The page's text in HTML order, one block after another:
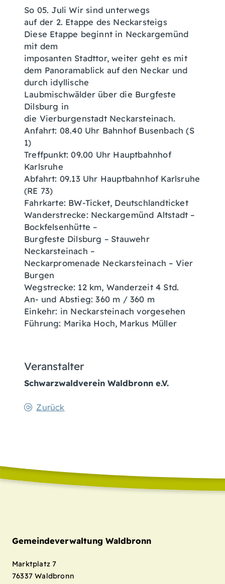
So 05. Juli Wir sind unterwegs
auf der 2. Etappe des Neckarsteigs
Diese Etappe beginnt in Neckargemünd
mit dem
imposanten Stadttor, weiter geht es mit
dem Panoramablick auf den Neckar und
durch idyllische
Laubmischwälder über die Burgfeste
Dilsburg in
die Vierburgenstadt Neckarsteinach.
Anfahrt: 08.40 Uhr Bahnhof Busenbach (S
1)
Treffpunkt: 09.00 Uhr Hauptbahnhof
Karlsruhe
Abfahrt: 09.13 Uhr Hauptbahnhof Karlsruhe
(RE 73)
Fahrkarte: BW-Ticket, Deutschlandticket
Wanderstrecke: Neckargemünd Altstadt –
Bockfelsenhütte –
Burgfeste Dilsburg – Stauwehr
Neckarsteinach –
Neckarpromenade Neckarsteinach – Vier
Burgen
Wegstrecke: 12 km, Wanderzeit 4 Std.
An- und Abstieg: 360 m / 360 m
Einkehr: in Neckarsteinach vorgesehen
Führung: Marika Hoch, Markus Müller
Veranstalter
Schwarzwaldverein Waldbronn e.V.
Zurück
Gemeindeverwaltung Waldbronn
Marktplatz 7
76337 Waldbronn